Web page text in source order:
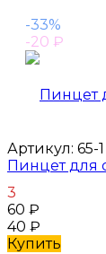
-33%
-20 ₽
Артикул: 65-1
Пинцет для
3
60 ₽
40 ₽
Купить